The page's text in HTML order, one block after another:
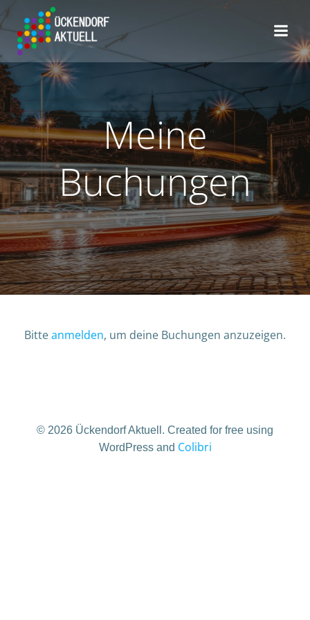
Meine
Buchungen
Bitteanmelden, um deine Buchungen anzuzeigen.
© 2026 Ückendorf Aktuell. Created for free using
WordPress and Colibri